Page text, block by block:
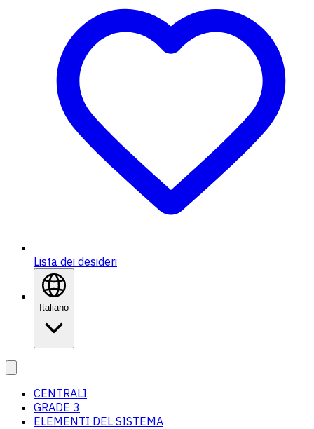
Lista dei desideri
Italiano
CENTRALI
GRADE 3
ELEMENTI DEL SISTEMA